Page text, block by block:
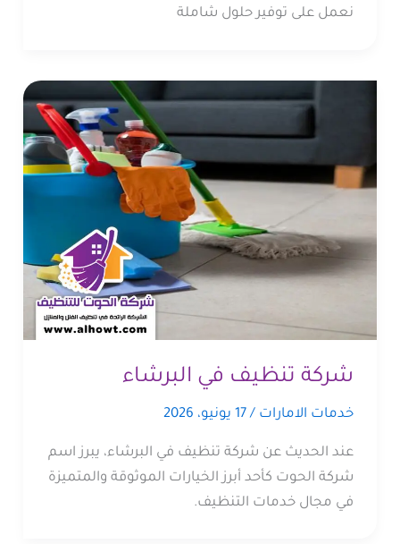
نعمل على توفير حلول شاملة
شركة تنظيف في البرشاء
خدمات الامارات /17 يونيو، 2026
عند الحديث عن شركة تنظيف في البرشاء، يبرز اسم
شركة الحوت كأحد أبرز الخيارات الموثوقة والمتميزة
في مجال خدمات التنظيف.